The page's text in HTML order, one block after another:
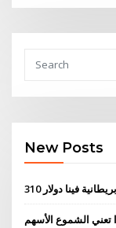
New Posts
بريطانية فينا دولار
تعني الشموع الأسهم